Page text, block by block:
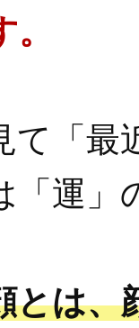
て「最
「運」
とは、